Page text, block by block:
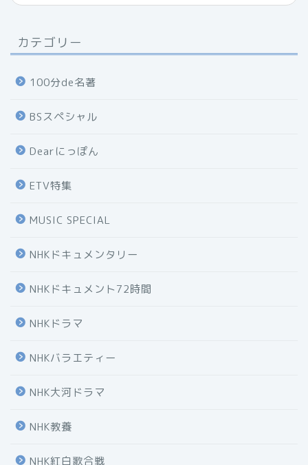
カテゴリー
100分de名著
BSスペシャル
Dearにっぽん
ETV特集
MUSIC SPECIAL
NHKドキュメンタリー
NHKドキュメント72時間
NHKドラマ
NHKバラエティー
NHK大河ドラマ
NHK教養
NHK紅白歌合戦